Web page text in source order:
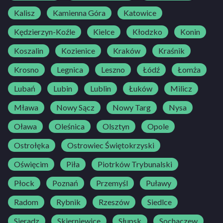
Kalisz
Kamienna Góra
Katowice
Kędzierzyn-Koźle
Kielce Kłodzko
Konin
Koszalin
Kozienice Kraków
Kraśnik
Krosno
Legnica Leszno Łódź
Łomża
Lubań
Lubin Lublin Łuków
Milicz
Mława
Nowy Sącz Nowy Targ
Nysa
Oława
Oleśnica Olsztyn
Opole
Ostrołęka
Ostrowiec Świętokrzyski
Oświęcim
Piła
Piotrków Trybunalski
Płock
Poznań Przemyśl
Puławy
Radom
Rybnik Rzeszów
Siedlce
Sieradz
Skierniewice Słupsk Sochaczew